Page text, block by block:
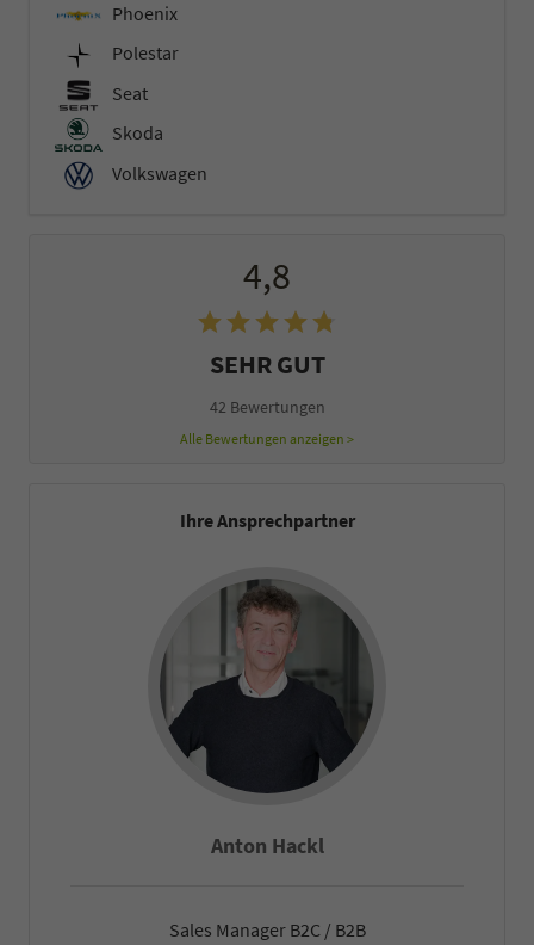
Phoenix
Polestar
Seat
Skoda
Volkswagen
4,8
SEHR GUT
42 Bewertungen
Alle Bewertungen anzeigen >
Ihre Ansprechpartner
Anton Hackl
Sales Manager B2C / B2B